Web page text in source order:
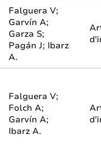
Falguera V;
Garvín A;
Garza S;
Pagán J; Ibarz
A.
Falguera V;
Folch A;
Garvín A;
Ibarz A.